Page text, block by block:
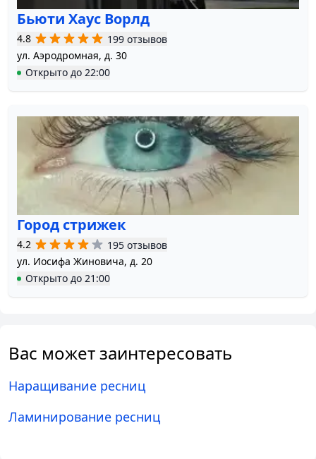
Бьюти Хаус Ворлд
4.8
199 отзывов
ул. Аэродромная, д. 30
Открыто до 22:00
Город стрижек
4.2
195 отзывов
ул. Иосифа Жиновича, д. 20
Открыто до 21:00
Вас может заинтересовать
Наращивание ресниц
Ламинирование ресниц